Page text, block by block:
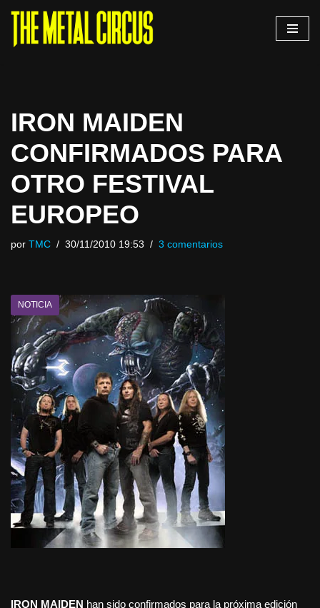
Saltar
IRON MAIDEN
CONFIRMADOS PARA
OTRO FESTIVAL
EUROPEO
por TMC 30/11/2010 19:53 3 comentarios
NOTICIA
IRON MAIDEN han sido confirmados para la próxima edición